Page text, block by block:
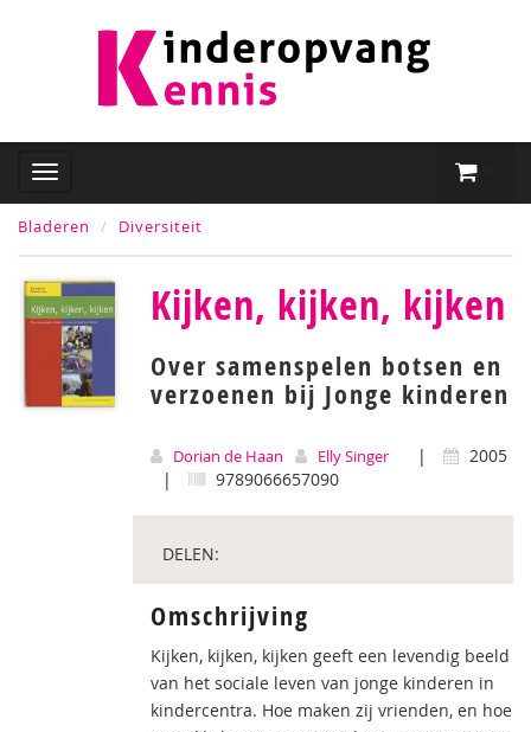
Bladeren Diversiteit
Kijken, kijken, kijken
Over samenspelen botsen en
verzoenen bij Jonge kinderen
Dorian de Haan Elly Singer |
2005
|
9789066657090
DELEN:
Omschrijving
Kijken, kijken, kijken geeft een levendig beeld
van het sociale leven van jonge kinderen in
kindercentra. Hoe maken zij vrienden, en hoe